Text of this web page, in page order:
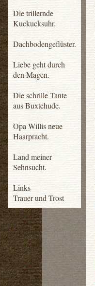
Die trillernde
Kuckucksuhr.
Dachbodengeflüster.
Liebe geht durch
den Magen.
Die schrille Tante
aus Buxtehude.
Opa Willis neue
Haarpracht.
Land meiner
Sehnsucht.
Links
Trauer und Trost